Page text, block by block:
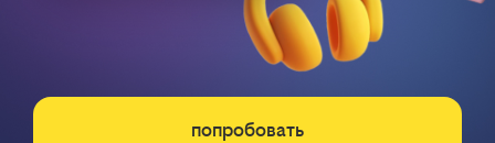
попробовать